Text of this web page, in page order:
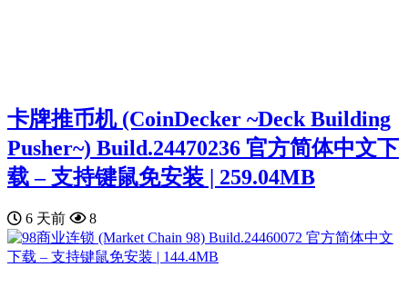
卡牌推币机 (CoinDecker ~Deck Building
Pusher~) Build.24470236 官方简体中文下
载 – 支持键鼠免安装 | 259.04MB
6 天前 8